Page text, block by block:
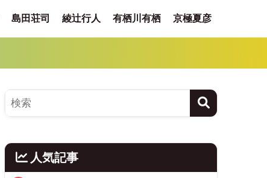
島田荘司 綾辻行人 有栖川有栖 京極夏彦
人気記事